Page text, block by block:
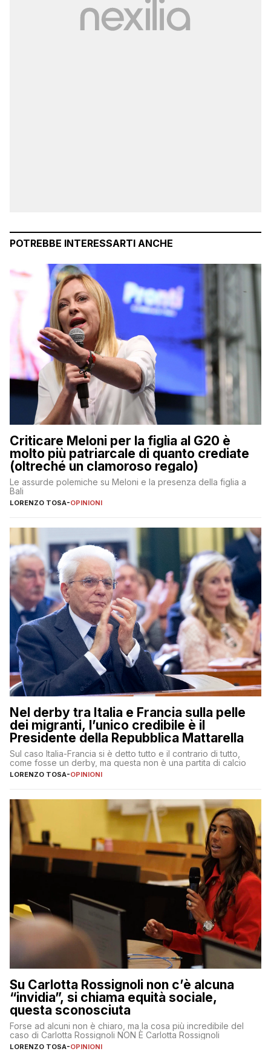
POTREBBE INTERESSARTI ANCHE
Criticare Meloni per la figlia al G20 è
molto più patriarcale di quanto crediate
(oltreché un clamoroso regalo)
Le assurde polemiche su Meloni e la presenza della figlia a
Bali
LORENZO TOSA-OPINIONI
Nel derby tra Italia e Francia sulla pelle
dei migranti, l’unico credibile è il
Presidente della Repubblica Mattarella
Sul caso Italia-Francia si è detto tutto e il contrario di tutto,
come fosse un derby, ma questa non è una partita di calcio
LORENZO TOSA-OPINIONI
Su Carlotta Rossignoli non c’è alcuna
“invidia”, si chiama equità sociale,
questa sconosciuta
Forse ad alcuni non è chiaro, ma la cosa più incredibile del
caso di Carlotta Rossignoli NON È Carlotta Rossignoli
LORENZO TOSA-OPINIONI